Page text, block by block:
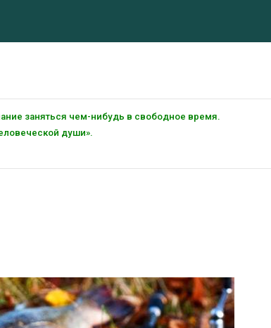
заняться чем-нибудь в свободное время.
души».